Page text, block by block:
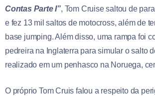
Contas Parte I”, Tom Cruise saltou de
e fez 13 mil saltos de motocross, além de
base jumping. Além disso, uma rampa foi
pedreira na Inglaterra para simular o salto
realizado em um penhasco na Noruega,
O próprio Tom Cruis falou a respeito da